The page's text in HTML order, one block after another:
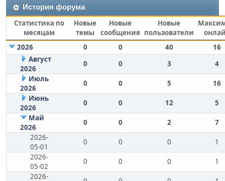
История форума
Статистика по
месяцам
Новые
темы
Новые
сообщения
Новые
пользователи
2026
0 0 40
16
Август
2026
0 0 3
4
Июль
2026
0 0 5
16
Июнь
2026
0 0 12
5
Май
2026
0 0 2
7
2026-
05-01
0 0 0
1
2026-
05-02
0 0 0
1
2026-